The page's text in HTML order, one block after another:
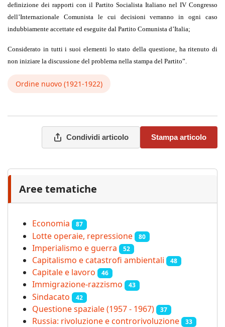
definizione dei rapporti con il Partito Socialista Italiano nel IV Congresso
dell’Internazionale Comunista le cui decisioni verranno in ogni caso
indubbiamente accettate ed eseguite dal Partito Comunista d’Italia;
Considerato in tutti i suoi elementi lo stato della questione, ha ritenuto di
non iniziare la discussione del problema nella stampa del Partito”.
Ordine nuovo (1921-1922)
Condividi articolo Stampa articolo
Aree tematiche
Economia 87
Lotte operaie, repressione 80
Imperialismo e guerra 52
Capitalismo e catastrofi ambientali 48
Capitale e lavoro 46
Immigrazione-razzismo 43
Sindacato 42
Questione spaziale (1957 - 1967) 37
Russia: rivoluzione e controrivoluzione 33